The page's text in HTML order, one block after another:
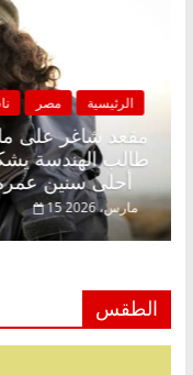
أحلى سنين عمره بتضيع في السجن
15
زينة رمضان.. د.
حلم
الطقس